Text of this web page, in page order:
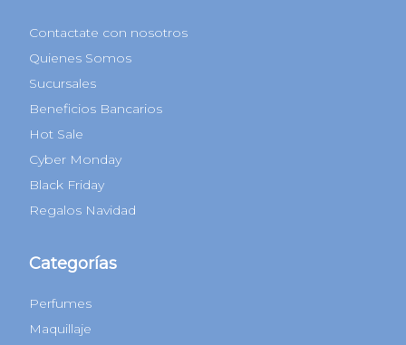
Ingresá tu correo electrónico para recibir nuestras novedades
Suscribirme
Lunes a domingos de 9 a 18hs
0810-220-0224
Institucional